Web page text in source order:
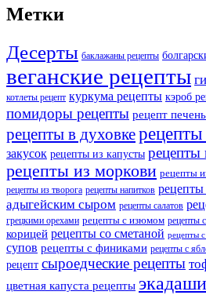
Метки
Десерты баклажаны рецепты
веганские рецепты ги
котлеты рецепт куркума рецепты кэроб
помидоры рецепты рецепт
рецепты в духовке
закусок рецепты из капусты рецепты
рецепты из моркови рецепты
рецепты из творога рецепты напитков рецепты
адыгейским сыром рецепты салатов
грецкими орехами рецепты с изюмом рецепты
корицей рецепты со сметаной рецепты
супов рецепты с финиками рецепты с
рецепт сыроедческие рецепты
цветная капуста рецепты экадаши